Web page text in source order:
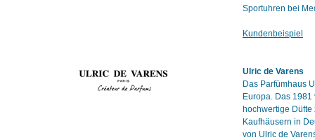
Sportuhren bei
Kundenbeispiel
Ulric de Varens
Das Parfümhaus
Europa. Das
hochwertige
Kaufhäusern in
von Ulric de